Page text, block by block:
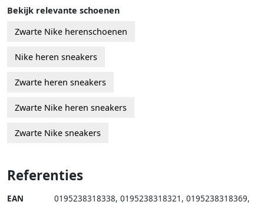
Bekijk relevante schoenen
Zwarte Nike herenschoenen
Nike heren sneakers
Zwarte heren sneakers
Zwarte Nike heren sneakers
Zwarte Nike sneakers
Referenties
EAN 0195238318338, 0195238318321 , 0195238318369,